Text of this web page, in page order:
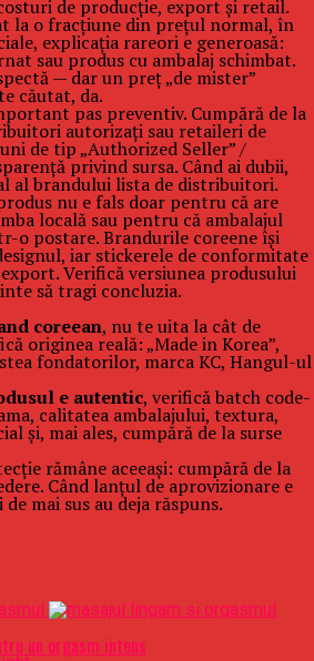
de producție, export și retail.
la o fracțiune din prețul normal, în
explicația rareori e generoasă:
sau produs cu ambalaj schimbat.
— dar un preț „de mister”
căutat, da.
pas preventiv. Cumpără de la
autorizați sau retaileri de
de tip „Authorized Seller” /
privind sursa. Când ai dubii,
al brandului lista de distribuitori.
nu e fals doar pentru că are
locală sau pentru că ambalajul
o postare. Brandurile coreene își
iar stickerele de conformitate
Verifică versiunea produsului
să tragi concluzia.
coreean, nu te uita la cât de
originea reală: „Made in Korea”,
fondatorilor, marca KC, Hangul-ul
e autentic, verifică batch code-
calitatea ambalajului, textura,
și, mai ales, cumpără de la surse
rămâne aceeași: cumpără de la
Când lanțul de aprovizionare e
mai sus au deja răspuns.
un orgasm intens